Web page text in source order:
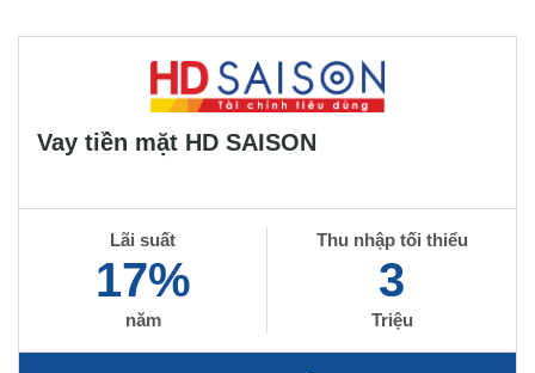
Vay tiền mặt HD SAISON
Lãi suất
17%
năm
Thu nhập tối thiểu
3
Triệu